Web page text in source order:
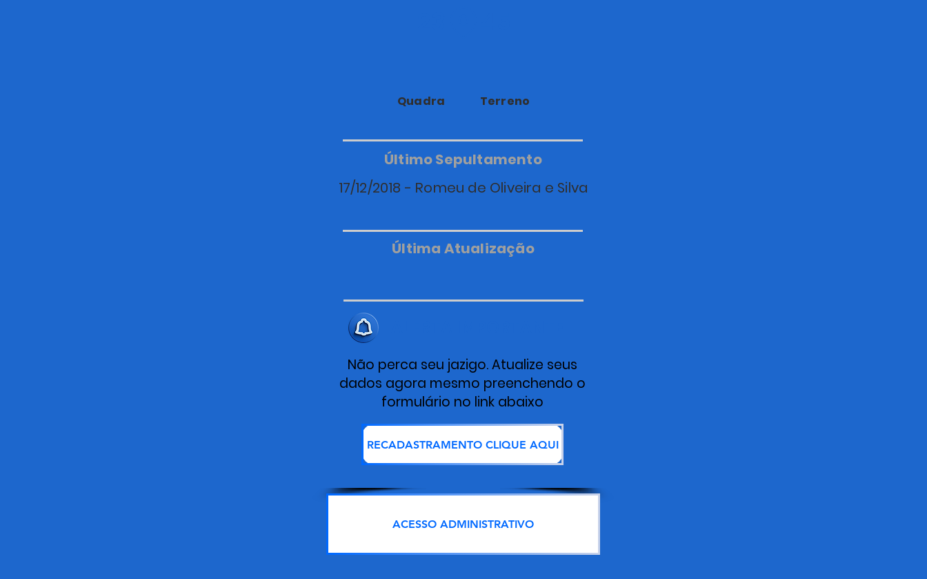
Quadra Terreno
Último Sepultamento
17/12/2018 - Romeu de Oliveira e Silva
Última Atualização
Não perca seu jazigo. Atualize seus
dados agora mesmo preenchendo o
formulário no link abaixo
RECADASTRAMENTO CLIQUE AQUI
ACESSO ADMINISTRATIVO